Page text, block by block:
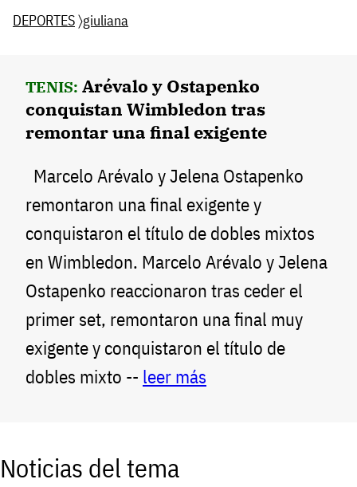
DEPORTES〉giuliana
TENIS: Arévalo y Ostapenko
conquistan Wimbledon tras
remontar una final exigente
Marcelo Arévalo y Jelena Ostapenko
remontaron una final exigente y
conquistaron el título de dobles mixtos
en Wimbledon. Marcelo Arévalo y Jelena
Ostapenko reaccionaron tras ceder el
primer set, remontaron una final muy
exigente y conquistaron el título de
dobles mixto -- leer más
Noticias del tema